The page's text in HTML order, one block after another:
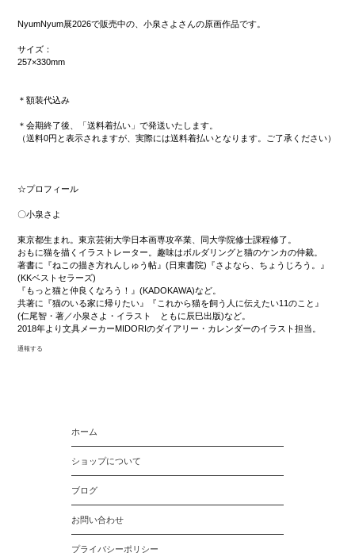
NyumNyum展2026で販売中の、小泉さよさんの原画作品です。
サイズ：
257×330mm
＊額装代込み
＊会期終了後、「送料着払い」で発送いたします。
（送料0円と表示されますが、実際には送料着払いとなります。ご了承ください）
☆プロフィール
〇小泉さよ
東京都生まれ。東京芸術大学日本画専攻卒業、同大学院修士課程修了。
おもに猫を描くイラストレーター。趣味はボルダリングと猫のケンカの仲裁。
著書に『ねこの描き方れんしゅう帖』(日東書院)『さよなら、ちょうじろう。』
(KKベストセラーズ)
『もっと猫と仲良くなろう！』(KADOKAWA)など。
共著に『猫のいる家に帰りたい』『これから猫を飼う人に伝えたい11のこと』
(仁尾智・著／小泉さよ・イラスト ともに辰巳出版)など。
2018年より文具メーカーMIDORIのダイアリー・カレンダーのイラスト担当。
通報する
ホーム
ショップについて
ブログ
お問い合わせ
プライバシーポリシー